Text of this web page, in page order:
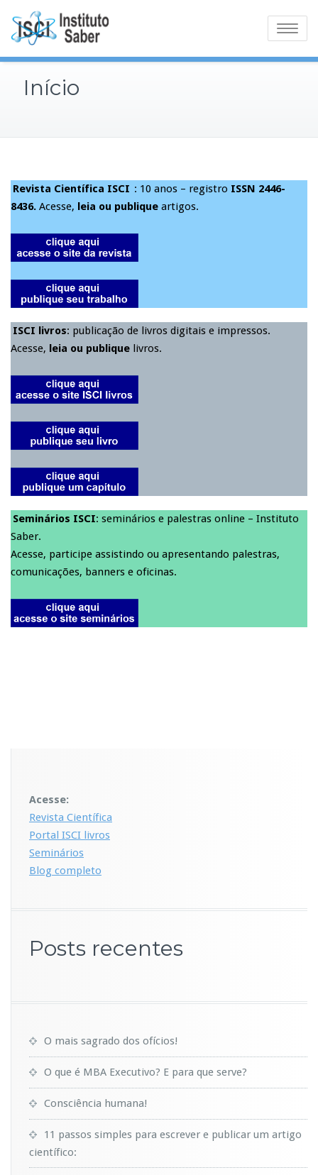
content
Toggle
Início
Revista Científica ISCI : 10 anos – registro ISSN 2446-
8436. Acesse, leia ou publique artigos.
ISCI livros: publicação de livros digitais e impressos.
Acesse, leia ou publique livros.
Seminários ISCI: seminários e palestras online – Instituto
Saber.
Acesse, participe assistindo ou apresentando palestras,
comunicações, banners e oficinas.
Acesse:
Revista Científica
Portal ISCI livros
Seminários
Blog completo
Posts recentes
O mais sagrado dos ofícios!
O que é MBA Executivo? E para que serve?
Consciência humana!
11 passos simples para escrever e publicar um artigo
científico: